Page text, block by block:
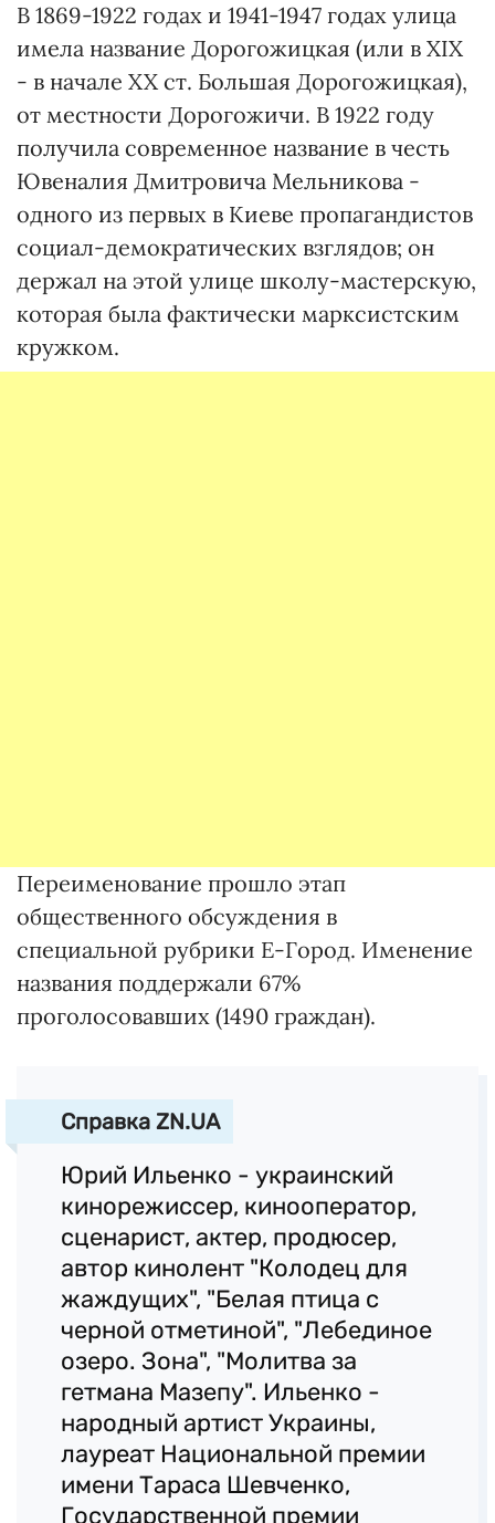
В 1869-1922 годах и 1941-1947 годах улица
имела название Дорогожицкая (или в XIX
- в начале XX ст. Большая Дорогожицкая),
от местности Дорогожичи. В 1922 году
получила современное название в честь
Ювеналия Дмитровича Мельникова -
одного из первых в Киеве пропагандистов
социал-демократических взглядов; он
держал на этой улице школу-мастерскую,
которая была фактически марксистским
кружком.
Переименование прошло этап
общественного обсуждения в
специальной рубрики Е-Город. Именение
названия поддержали 67%
проголосовавших (1490 граждан).
Справка ZN.UA
Юрий Ильенко - украинский
кинорежиссер, кинооператор,
сценарист, актер, продюсер,
автор кинолент "Колодец для
жаждущих", "Белая птица с
черной отметиной", "Лебединое
озеро. Зона", "Молитва за
гетмана Мазепу". Ильенко -
народный артист Украины,
лауреат Национальной премии
имени Тараса Шевченко,
Государственной премии